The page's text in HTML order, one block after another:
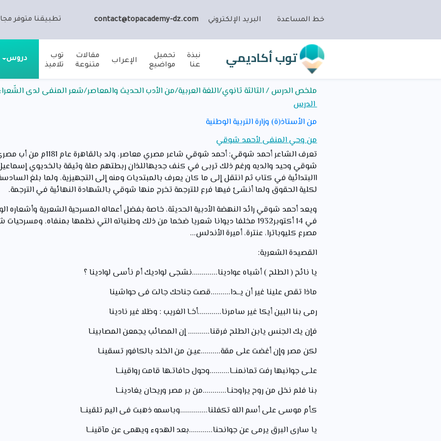
خط المساعدة البريد الإلكتروني contact@topacademy-dz.com تطبيقنا متوفر
توب أكاديمي
نبذة
عنا
تحميل
مواضيع
الإعراب
مقالات
متنوعة
توب
تلاميذ
دروس
ملخص الدرس / الثالثة ثانوي/اللغة العربية/من الأدب الحديث والمعاصر/شعر المنفى لدى الشّعراء
الدرس
من الأستاذ(ة) وزارة التربية الوطنية
من وحي المنفى لأحمد شوقي
تعرف الشاعر أحمد شوقي: أحمد شوقي
شوقي وحيد والديه ورغم ذلك تربى في كنف جديهاللذان ربطتهم صلة وثيقة بالخديوي
االبتدائية في كتاب ثم انتقل إلى ما كان يعرف بالمبتديات ومنه إلى التجهيزية، ولما بلغ
لكلية الحقوق ولما أنشئ فيها فرع للترجمة تخرج منها شوقي بالشهادة النهائية في الترجمة.
ويعد أحمد شوقي رائد النهضة الأدبية الحديثة، خاصة بفضل أعماله المسرحية الشعرية وأشعاره
في 14 أكتوبر1932 مخلفا ديوانا شعريا ضخما من ذلك وطنياته التي نظمها بمنفاه.
مصرع كليوباترا، عنترة، أميرة الأندلس...
القصيدة الشعرية:
يا نائح ( الطلح ) أشباه عوادينا.............نشجى لواديك أم نأسى لوادينا ؟
ماذا تقص علينا غير أن يــدا..........قصت جناحك جالت فى حواشينا
رمى بنا البين أيكا غير سامرنا............أخـا الغريب : وظلا غير نادينا
فإن يك الجنس يابن الطلح فرقنا........... إن المصائب يجمعن المصابينـا
لكن مصر وإن أغضت على مقة..........عيـن من الخلد بالكافور تسقينـا
علـى جوانبها رفت تمانمنــا..........وحول حافاتـها قامت رواقينــا
بنا فلم نخل من روح يراوحنـا............من بر مصر وريحان يغادينــا
كأم موسى على أسم الله تكفلنا..............وباسمه ذهبت فى اليم تلقينــا
يا سارى البرق يرمى عن جوانحنا............بعد الهدوء ويهمى عن مآقينــا